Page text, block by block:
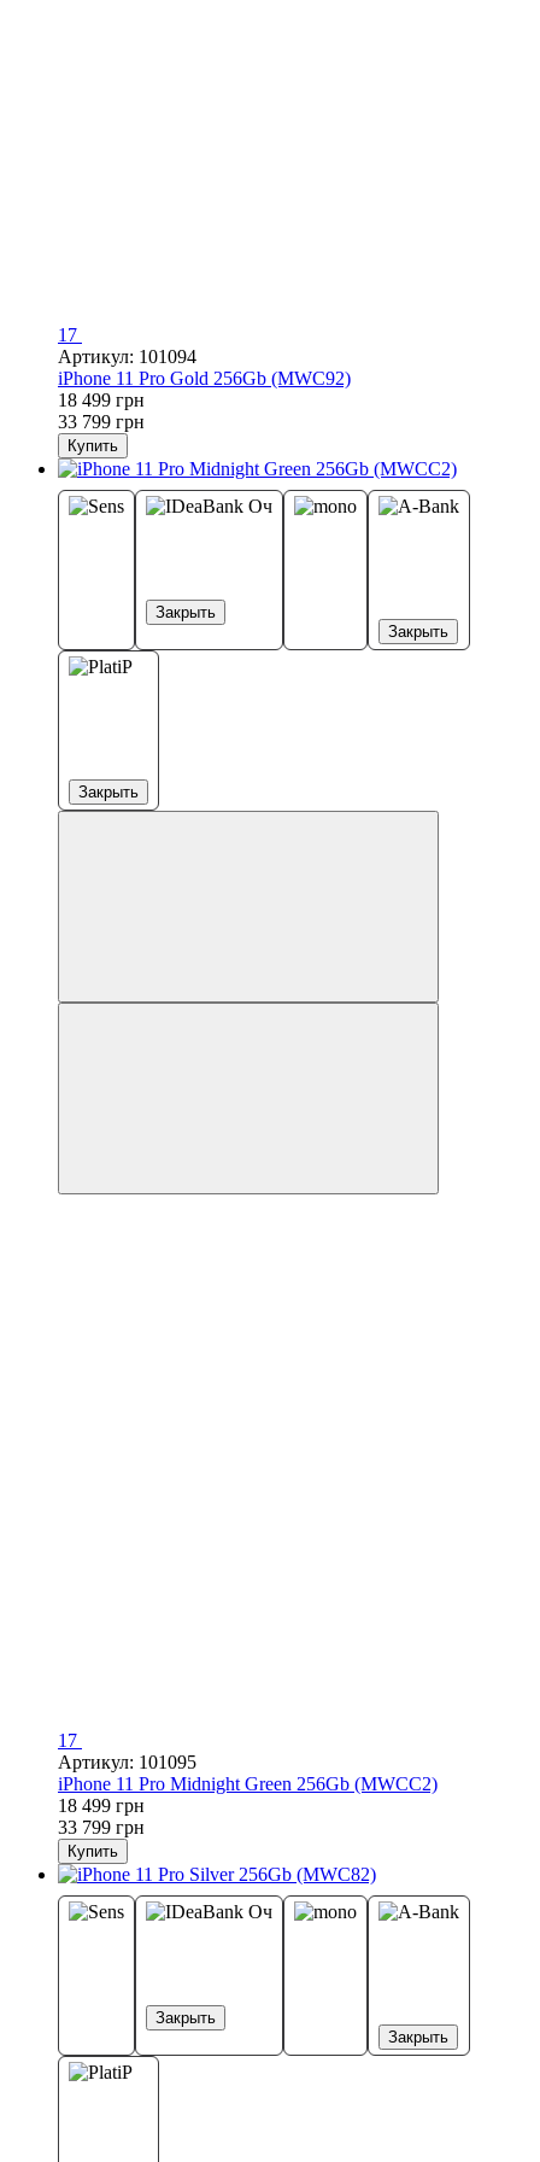
17
Артикул: 101094
iPhone 11 Pro Gold 256Gb (MWC92)
18 499 грн
33 799 грн
Купить
Закрыть
Закрыть
Закрыть
17
Артикул: 101095
iPhone 11 Pro Midnight Green 256Gb (MWCC2)
18 499 грн
33 799 грн
Купить
Закрыть
Закрыть